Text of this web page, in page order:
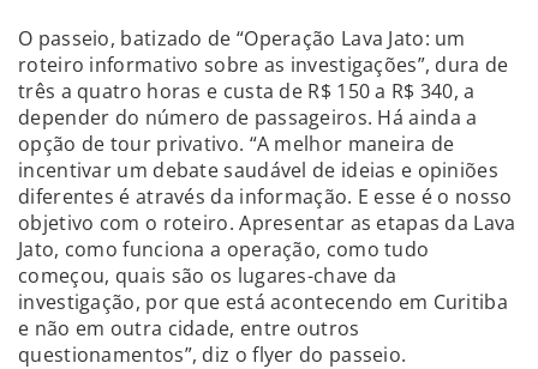
O passeio, batizado de “Operação Lava Jato: um
roteiro informativo sobre as investigações”, dura de
três a quatro horas e custa de R$ 150 a R$ 340, a
depender do número de passageiros. Há ainda a
opção de tour privativo. “A melhor maneira de
incentivar um debate saudável de ideias e opiniões
diferentes é através da informação. E esse é o nosso
objetivo com o roteiro. Apresentar as etapas da Lava
Jato, como funciona a operação, como tudo
começou, quais são os lugares-chave da
investigação, por que está acontecendo em Curitiba
e não em outra cidade, entre outros
questionamentos”, diz o flyer do passeio.